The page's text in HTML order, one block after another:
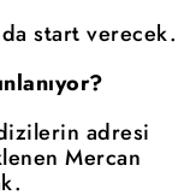
start verecek.
adresi
Mercan